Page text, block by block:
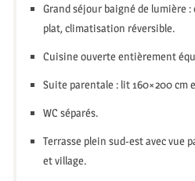
Grand séjour baigné de lumière :
plat, climatisation réversible.
Cuisine ouverte entièrement
Suite parentale : lit 160×200 cm
WC séparés.
Terrasse plein sud-est avec vue
et village.